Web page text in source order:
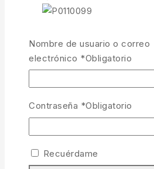
Brazo Alimentador
41.99 € IVA incl.
Nombre de usuario o correo
electrónico *Obligatorio
Contraseña *Obligatorio
Recuérdame